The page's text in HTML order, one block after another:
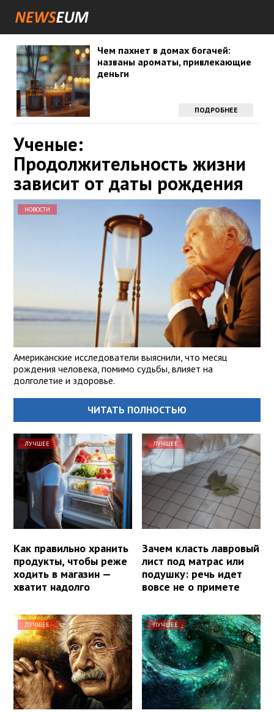
Чем пахнет в домах богачей:
названы ароматы, привлекающие
деньги
ПОДРОБНЕЕ
Ученые:
Продолжительность жизни
зависит от даты рождения
НОВОСТИ
Американские исследователи выяснили, что месяц
рождения человека, помимо судьбы, влияет на
долголетие и здоровье.
ЧИТАТЬ ПОЛНОСТЬЮ
ЛУЧШЕЕ
Как правильно хранить
продукты, чтобы реже
ходить в магазин —
хватит надолго
ЛУЧШЕЕ
Зачем класть лавровый
лист под матрас или
подушку: речь идет
вовсе не о примете
ЛУЧШЕЕ ЛУЧШЕЕ